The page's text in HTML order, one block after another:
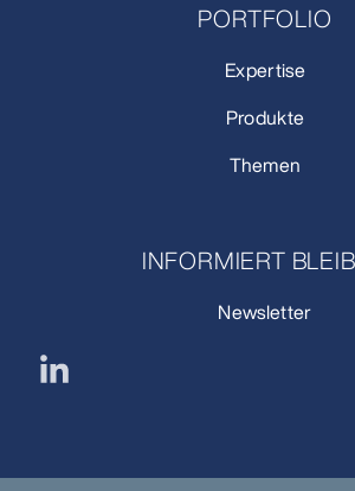
PORTFOLIO
Expertise
Produkte
Themen
INFORMIERT
Newsletter